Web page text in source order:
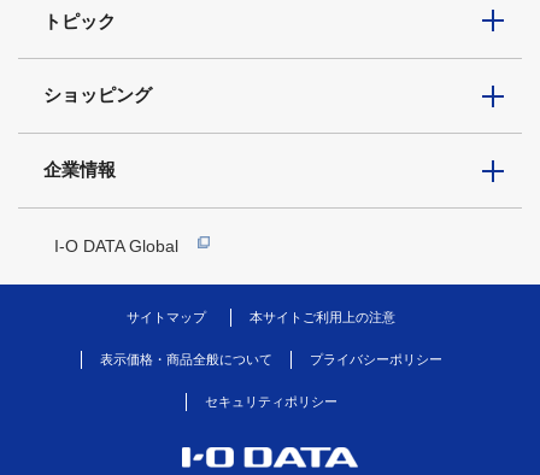
トピック
ショッピング
企業情報
I-O DATA Global
サイトマップ 本サイトご利用上の注意
表示価格・商品全般について プライバシーポリシー
セキュリティポリシー